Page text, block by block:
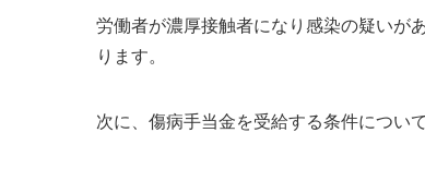
労働者が濃厚接触者になり感染の疑いが
ります。
次に、傷病手当金を受給する条件につい